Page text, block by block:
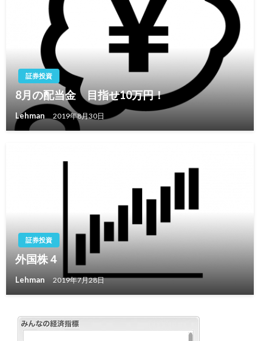
証券投資
8月の配当金 目指せ10万円！
Lehman 2019年8月30日
証券投資
外国株４
Lehman 2019年7月28日